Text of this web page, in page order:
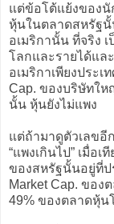
แต่ข้อโต้แย้งของนั
หุ้นในตลาดสหรัฐนั้
อเมริกานั้น ที่จริง
โลกและรายได้แล
อเมริกาเพียงประ
Cap. ของบริษัทให
นั้น หุ้นยังไม่แพง
แต่ถ้ามาดูตัวเลขอี
“แพงเกินไป” เมื่อ
ของสหรัฐนั้นอยู่ที่ป
Market Cap. ขอ
49% ของตลาดหุ้น